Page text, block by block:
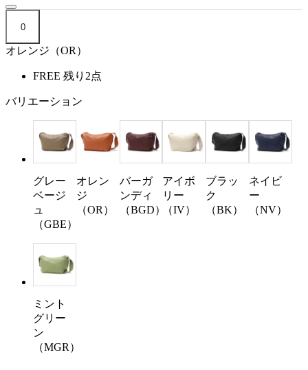
0
オレンジ（OR）
FREE 残り2点
バリエーション
グレー
ベージ
ュ
（GBE）
オレン
ジ
（OR）
バーガ
ンディ
（BGD）
アイボ
リー
（IV）
ブラッ
ク
（BK）
ネイビ
ー
（NV）
ミント
グリー
ン
（MGR）